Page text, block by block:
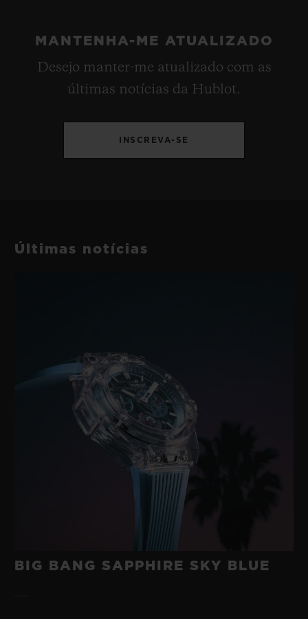
MANTENHA-ME ATUALIZADO
Desejo manter-me atualizado com as
últimas notícias da Hublot.
INSCREVA-SE
Últimas notícias
BIG BANG SAPPHIRE SKY BLUE